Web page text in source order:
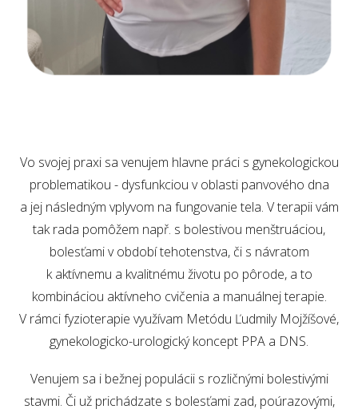
Vo svojej praxi sa venujem hlavne práci s gynekologickou
problematikou - dysfunkciou v oblasti panvového dna
a jej následným vplyvom na fungovanie tela. V terapii vám
tak rada pomôžem např. s bolestivou menštruáciou,
bolesťami v období tehotenstva, či s návratom
k aktívnemu a kvalitnému životu po pôrode, a to
kombináciou aktívneho cvičenia a manuálnej terapie.
V rámci fyzioterapie využívam Metódu Ľudmily Mojžíšové,
gynekologicko-urologický koncept PPA a DNS.
Venujem sa i bežnej populácii s rozličnými bolestivými
stavmi. Či už prichádzate s bolesťami zad, poúrazovými,